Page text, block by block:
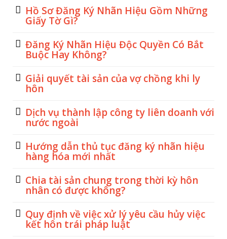
Hồ Sơ Đăng Ký Nhãn Hiệu Gồm Những
Giấy Tờ Gì?
Đăng Ký Nhãn Hiệu Độc Quyền Có Bắt
Buộc Hay Không?
Giải quyết tài sản của vợ chồng khi ly
hôn
Dịch vụ thành lập công ty liên doanh với
nước ngoài
Hướng dẫn thủ tục đăng ký nhãn hiệu
hàng hóa mới nhất
Chia tài sản chung trong thời kỳ hôn
nhân có được không?
Quy định về việc xử lý yêu cầu hủy việc
kết hôn trái pháp luật